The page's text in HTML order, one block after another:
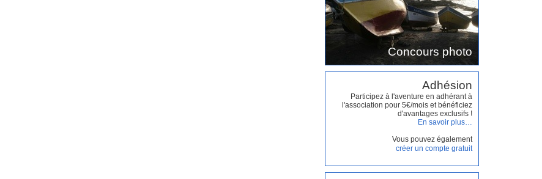
Concours photo
Adhésion
Participez à l'aventure en adhérant à
l'association pour 5€/mois et bénéficiez
d'avantages exclusifs !
En savoir plus…
Vous pouvez également
créer un compte gratuit